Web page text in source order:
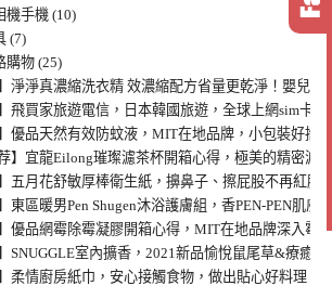
機手機 (10)
(7)
購物 (25)
淨淨真濃縮洗衣精 效濃縮配方省量更乾淨！嬰兒
】飛買家旅遊電信，日本韓國旅遊，全球上網sim卡
】優品天然有效防蚊液，MIT在地品牌，小包裝好
荐】宜龍Eilong璀璨濾茶杯開箱心得，極美的精密
】五月花舒敏厚棒衛生紙，擤鼻子、擦屁股不再紅
東區暖男Pen Shugen沐浴護膚組，香PEN-PEN肌
】優品網霉除霉凝膠開箱心得，MIT在地品牌深入霉
SNUGGLE室內擴香，2021新品愉悅鼠尾草&療
】柔情廚房紙巾，安心接觸食物，做出貼心好料理